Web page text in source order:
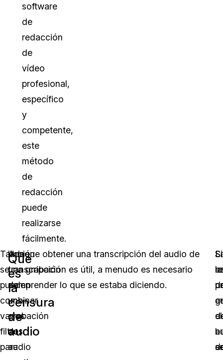
software
de
redacción
de
vídeo
profesional,
específico
y
competente,
este
método
de
redacción
puede
realizarse
fácilmente.
También
se
pueden
combinar
varios
filtros
para
Qué
es
la
censura
de
audio
Una
transcripción
de
una
grabación
de
audio
Aunque obtener una transcripción del audio de
una grabación es útil, a menudo es necesario
comprender lo que se estaba diciendo.
Si
la
Si
el